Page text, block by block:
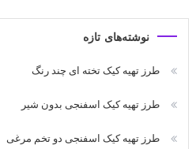
نوشته‌های تازه
طرز تهیه کیک تخته ای چند رنگ
طرز تهیه کیک اسفنجی بدون شیر
طرز تهیه کیک اسفنجی دو تخم مرغی